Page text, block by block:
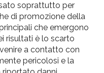
soprattutto per
di promozione della
che emergono
risultati è lo scarto
a contatto con
pericolosi e la